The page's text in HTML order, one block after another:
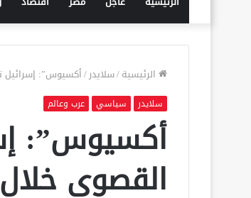
الرئيسية/سلايدر/أكسيوس”: إسرائيل
سلايدر سياسي عرب وعالم
أكسيوس”:
القصوى